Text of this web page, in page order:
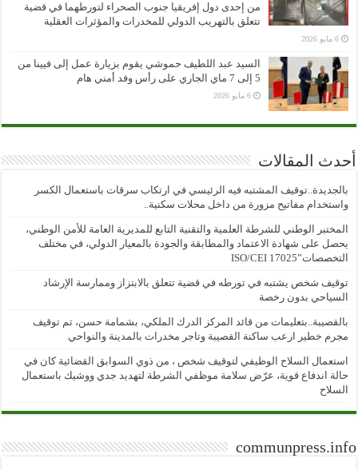
من إحدى دول إفريقيا جنوب الصحراء لتورطهما في قضية
تتعلق بالتهريب الدولي للمخدرات والمؤثرات العقلية
6 مايو 2026
السيد عبد اللطيف حموشي يقوم بزيارة عمل إلى فيينا من
5 إلى 7 ماي الجاري على رأس وفد أمني هام
6 مايو 2026
أحدث المقالات
بالجديدة..توقيف المشتبه فيه الرئيسي في ارتكاب سرقات باستعمال الكسر
واستخدام مفاتيح مزورة من داخل محلات سكنية..
المختبر الوطني للشرطة العلمية والتقنية التابع للمديرية العامة للأمن الوطني،
يحصل على شهادة الاعتماد والمطابقة والجودة بالمعيار الدولي، في مختلف
التخصصات”ISO/CEI 17025
توقيف شخص يشتبه في تورطه في قضية تتعلق بالابتزاز وممارسة الإرشاد
السياحي بدون رخصة
بالقصيبة..بتعليمات من قائد المركز الدرك الملكي، بشمامة حسن، تم توقيف
مجرم خطير ارعب ساكنة القصيبة وتاجر مخدرات بالمدينة والنواحي
استعمال السلاح الوظيفي لتوقيف شخص ، من ذوي السوابق القضائية كان في
حالة اندفاع قوية، عرّض سلامة موظفي الشرطة لتهديد جدي ووشيك باستعمال
السلاح
communpress.info